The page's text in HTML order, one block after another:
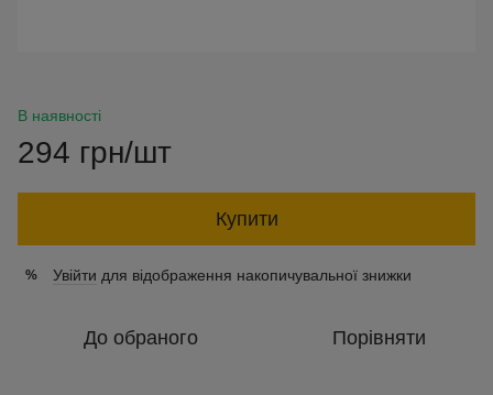
В наявності
294 грн/шт
Купити
% Увійти для відображення накопичувальної знижки
До обраного Порівняти